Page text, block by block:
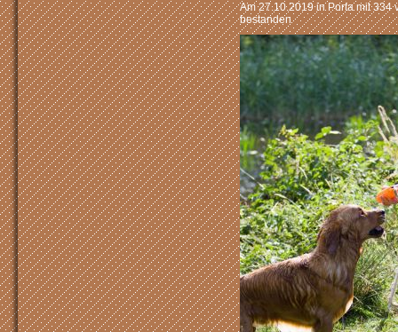
Am 27.10.2019 in Porta mit 334
bestanden